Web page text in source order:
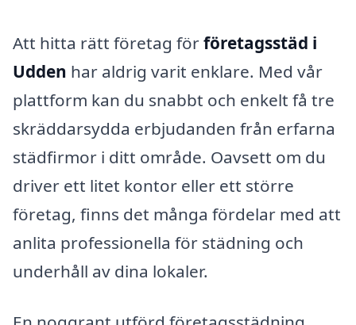
Att hitta rätt företag förföretagsstäd i
Udden har aldrig varit enklare. Med vår
plattform kan du snabbt och enkelt få tre
skräddarsydda erbjudanden från erfarna
städfirmor i ditt område. Oavsett om du
driver ett litet kontor eller ett större
företag, finns det många fördelar med att
anlita professionella för städning och
underhåll av dina lokaler.